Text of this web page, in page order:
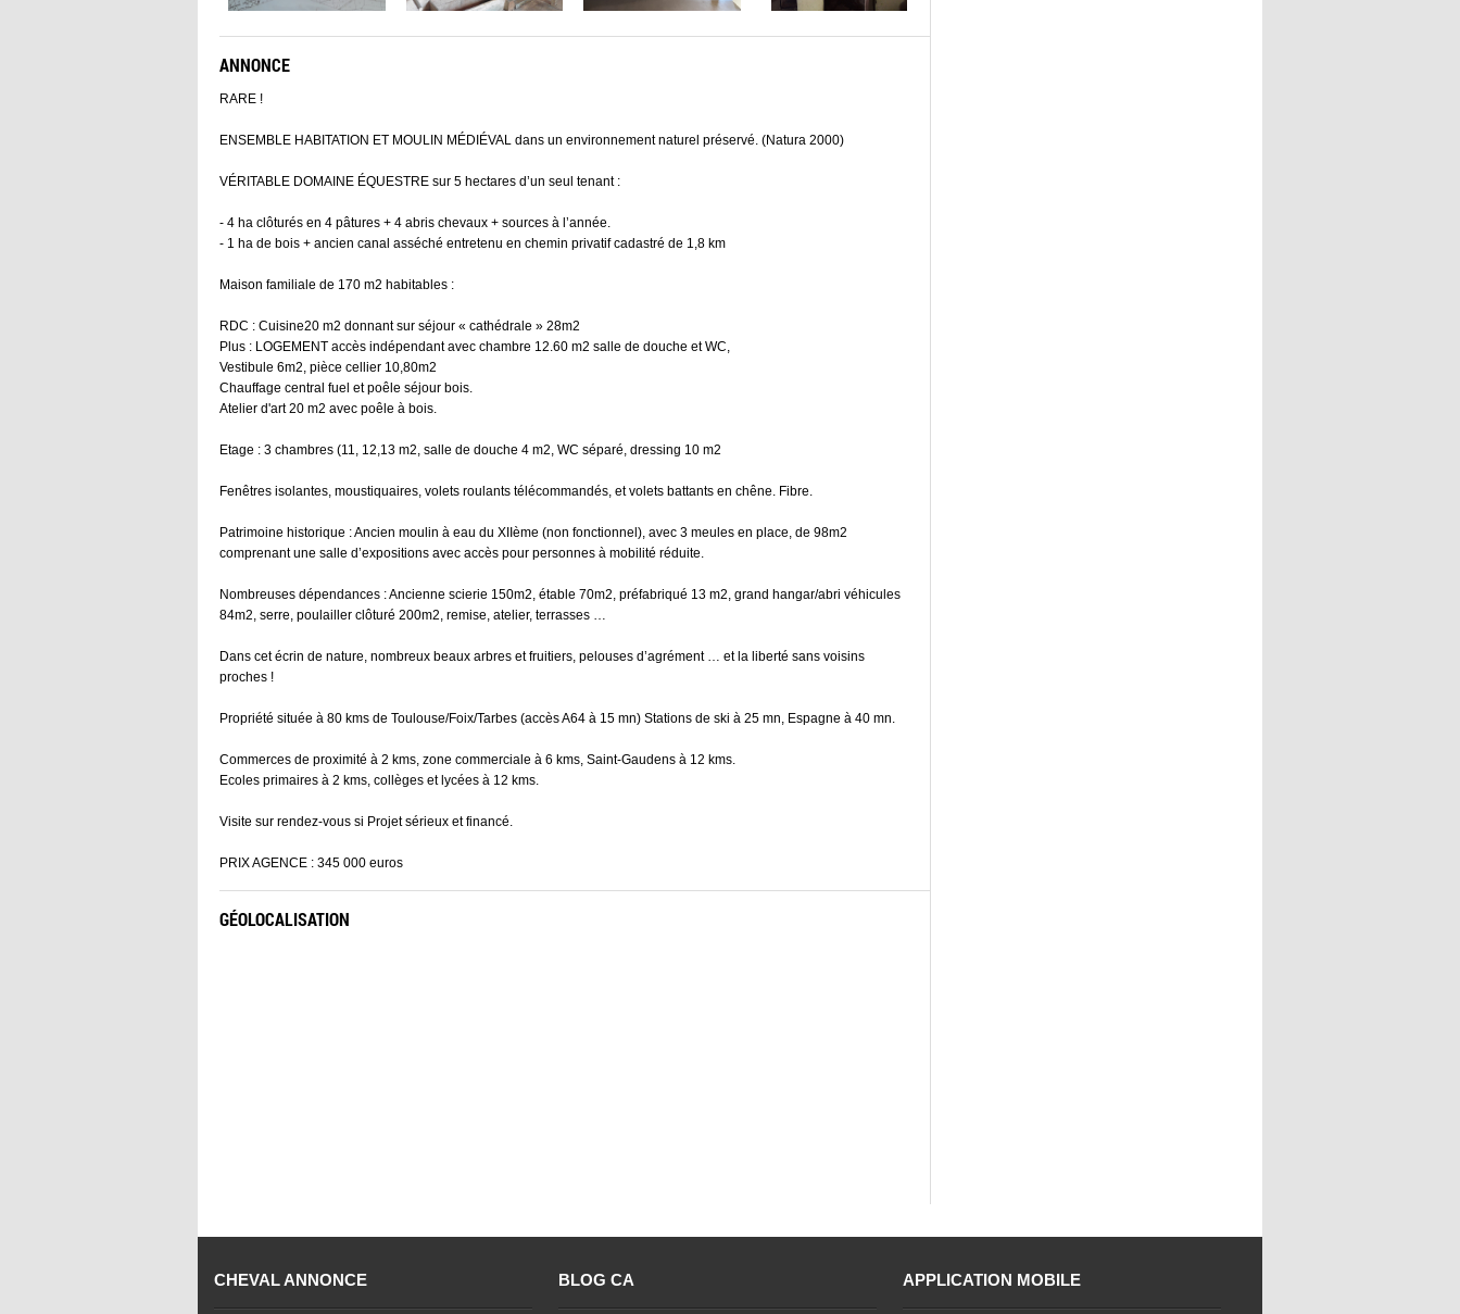
ANNONCE
RARE !
ENSEMBLE HABITATION ET MOULIN MÉDIÉVAL dans un environnement naturel préservé. (Natura 2000)
VÉRITABLE DOMAINE ÉQUESTRE sur 5 hectares d’un seul tenant :
- 4 ha clôturés en 4 pâtures + 4 abris chevaux + sources à l’année.
- 1 ha de bois + ancien canal asséché entretenu en chemin privatif cadastré de 1,8 km
Maison familiale de 170 m2 habitables :
RDC : Cuisine20 m2 donnant sur séjour « cathédrale » 28m2
Plus : LOGEMENT accès indépendant avec chambre 12.60 m2 salle de douche et WC,
Vestibule 6m2, pièce cellier 10,80m2
Chauffage central fuel et poêle séjour bois.
Atelier d'art 20 m2 avec poêle à bois.
Etage : 3 chambres (11, 12,13 m2, salle de douche 4 m2, WC séparé, dressing 10 m2
Fenêtres isolantes, moustiquaires, volets roulants télécommandés, et volets battants en chêne. Fibre.
Patrimoine historique : Ancien moulin à eau du XIIème (non fonctionnel), avec 3 meules en place, de 98m2
comprenant une salle d’expositions avec accès pour personnes à mobilité réduite.
Nombreuses dépendances : Ancienne scierie 150m2, étable 70m2, préfabriqué 13 m2, grand hangar/abri véhicules
84m2, serre, poulailler clôturé 200m2, remise, atelier, terrasses …
Dans cet écrin de nature, nombreux beaux arbres et fruitiers, pelouses d’agrément … et la liberté sans voisins
proches !
Propriété située à 80 kms de Toulouse/Foix/Tarbes (accès A64 à 15 mn) Stations de ski à 25 mn, Espagne à 40 mn.
Commerces de proximité à 2 kms, zone commerciale à 6 kms, Saint-Gaudens à 12 kms.
Ecoles primaires à 2 kms, collèges et lycées à 12 kms.
Visite sur rendez-vous si Projet sérieux et financé.
PRIX AGENCE : 345 000 euros
GÉOLOCALISATION
CHEVAL ANNONCE BLOG CA APPLICATION MOBILE